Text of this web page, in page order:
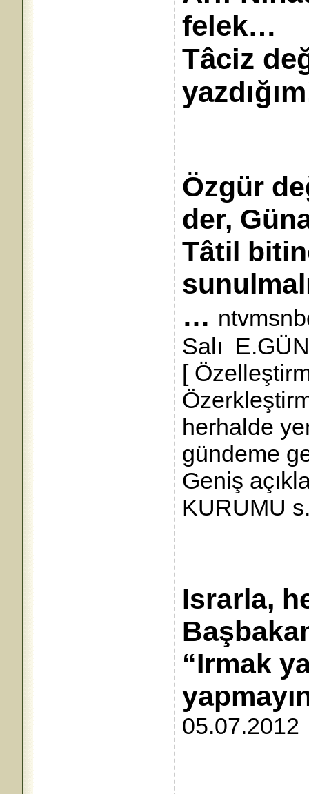
felek…
Tâciz
Özgür
der,
Tâtil
…
Salı
[
herhalde
gündeme
Geniş
KURUMU
Israrla,
“Irmak
05.07.2012